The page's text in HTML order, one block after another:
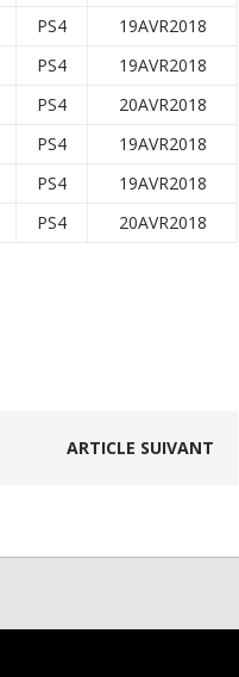
PS4
19AVR2018
PS4
19AVR2018
PS4
20AVR2018
PS4
19AVR2018
PS4
19AVR2018
PS4 20AVR2018
ARTICLE SUIVANT